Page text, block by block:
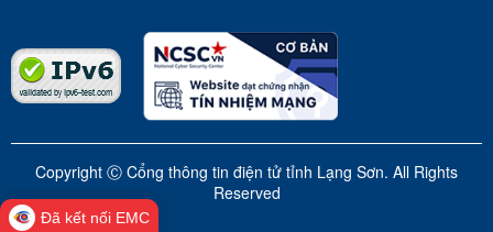
Copyright Ⓒ Cổng thông tin điện tử tỉnh Lạng Sơn. All Rights
Reserved
Đã kết nối EMC